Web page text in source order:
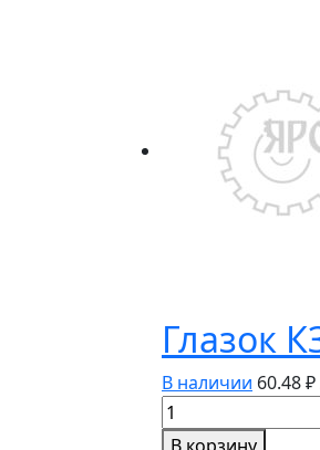
Глазок
В наличии 60.48
Количество
товара